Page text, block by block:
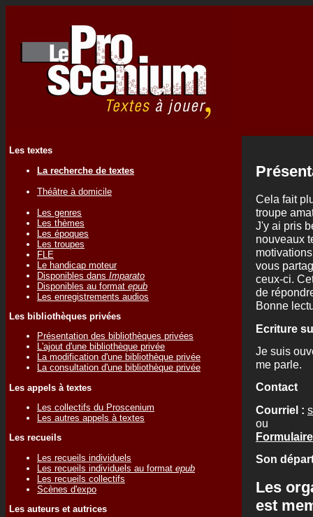
Les textes
La recherche de textes
Théâtre à domicile
Les genres
Les thèmes
Les époques
Les troupes
FLE
Le handicap moteur
Disponibles dans Imparato
Disponibles au format epub
Les enregistrements audios
Les bibliothèques privées
Présentation des bibliothèques privées
L'ajout d'une bibliothèque privée
La modification d'une bibliothèque privée
La consultation d'une bibliothèque privée
Les appels à textes
Les collectifs du Proscenium
Les autres appels à textes
Les recueils
Les recueils individuels
Les recueils individuels au format epub
Les recueils collectifs
Scènes d'expo
Les auteurs et autrices
Cela fait
troupe
J'y ai pris
nouveaux
vous
ceux-ci.
de
Bonne
Ecriture
Je suis
me parle.
Contact
Courriel :
ou
Son
Les
est